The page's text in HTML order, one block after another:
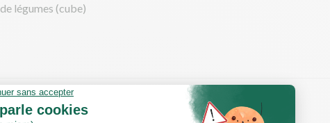
légumes (cube)